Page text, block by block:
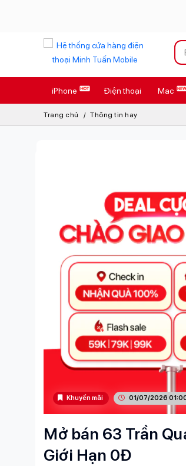
iPhone Điện thoại Mac
Trang chủ Thông tin hay
Khuyến mãi 01/07/2026
Mở bán 63 Trần
Giới Hạn 0Đ